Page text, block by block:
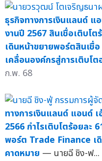
ธุรกิจทางการเงินแลนด์ แ
งานปี 2567 สินเชื่อเติบโ
เดินหน้าขยายพอร์ตสินเชื่
เคลื่อนองค์กรสู่การเติบโ
ก.พ. 68
ทางการเงินแลนด์ แอนด์
2566 กำไรเติบโตร้อยล
พอร์ต Trade Finance เ
คาดหมาย — นายฉี ชิง-ฟ...